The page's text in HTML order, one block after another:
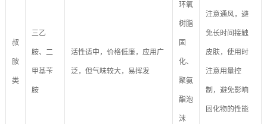
叔
胺
类
三乙
胺、二
甲基苄
胺
活性适中，价格低廉，应用广
泛，但气味较大，易挥发
环氧
树脂
固
化、
聚氨
酯泡
沫
注意通风，避
免长时间接触
皮肤，使用时
注意用量控
制，避免影响
固化物的性能